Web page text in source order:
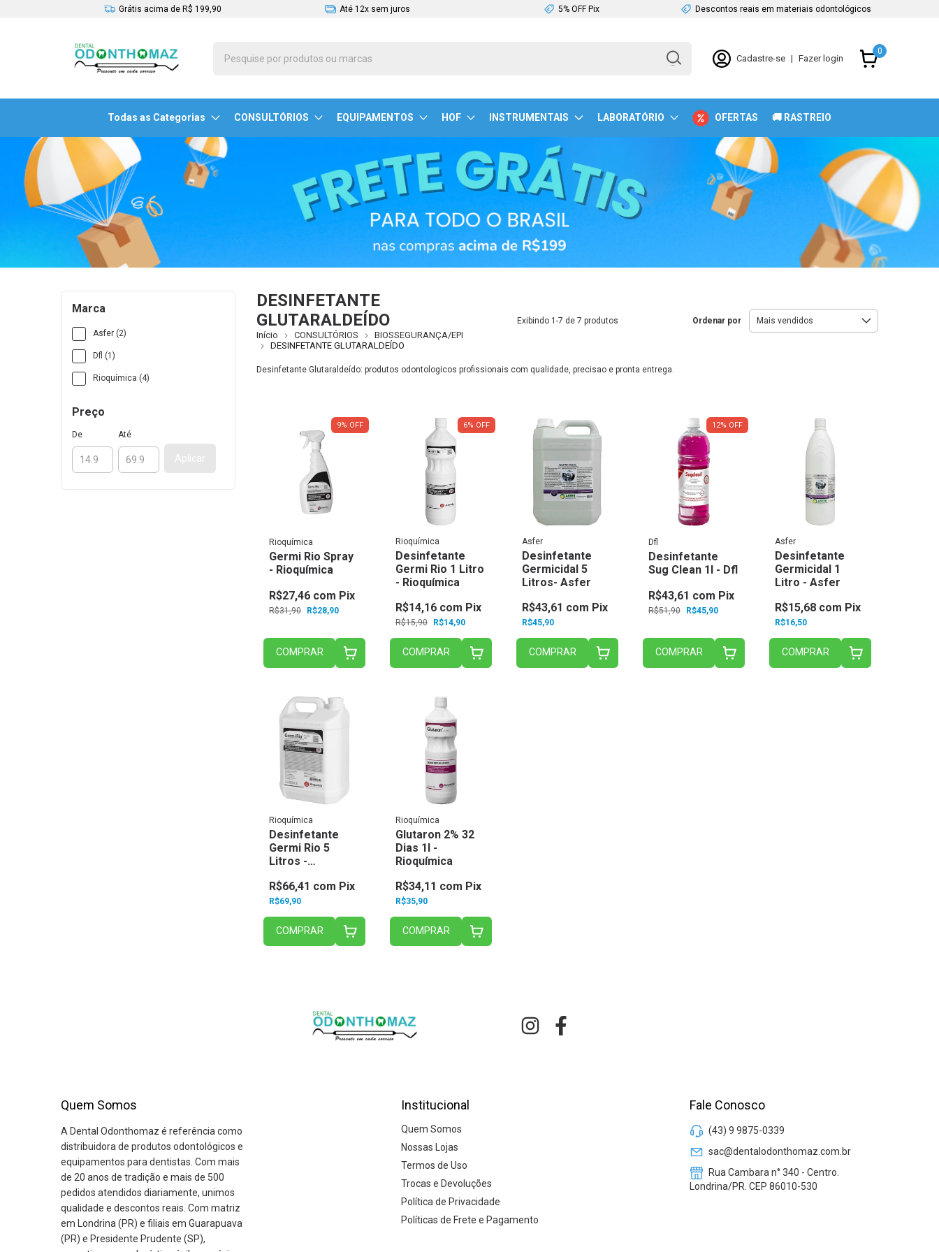
Grátis acima de R$ 199,90 Até 12x sem juros 5% OFF Pix Descontos reais em materiais odontológicos
Cadastre-se | Fazer login
0
Todas as Categorias CONSULTÓRIOS EQUIPAMENTOS HOF INSTRUMENTAIS LABORATÓRIO OFERTAS 🚚 RASTREIO
Marca
Asfer (2)
Dfl (1)
Rioquímica (4)
Preço
De Até
Aplicar
DESINFETANTE
GLUTARALDEÍDO
Início CONSULTÓRIOS
BIOSSEGURANÇA/EPI
DESINFETANTE GLUTARALDEÍDO
Exibindo 1-7 de 7 produtos Ordenar por
Desinfetante Glutaraldeído: produtos odontologicos profissionais com qualidade, precisao e pronta entrega.
9% OFF
Rioquímica
Germi Rio Spray
- Rioquímica
R$31,90 R$28,90
R$27,46 com Pix
COMPRAR
6% OFF
Rioquímica
Desinfetante
Germi Rio 1 Litro
- Rioquímica
R$15,90 R$14,90
R$14,16 com Pix
COMPRAR
Asfer
Desinfetante
Germicidal 5
Litros- Asfer
R$45,90
R$43,61 com Pix
COMPRAR
12% OFF
Dfl
Desinfetante
Sug Clean 1l - Dfl
R$51,90 R$45,90
R$43,61 com Pix
COMPRAR
Asfer
Desinfetante
Germicidal 1
Litro - Asfer
R$16,50
R$15,68 com Pix
COMPRAR
Rioquímica
Desinfetante
Germi Rio 5
Litros -
R$69,90
R$66,41 com Pix
COMPRAR
Rioquímica
Glutaron 2% 32
Dias 1l -
Rioquímica
R$35,90
R$34,11 com Pix
COMPRAR
Quem Somos
A Dental Odonthomaz é referência como
distribuidora de produtos odontológicos e
equipamentos para dentistas. Com mais
de 20 anos de tradição e mais de 500
pedidos atendidos diariamente, unimos
qualidade e descontos reais. Com matriz
em Londrina (PR) e filiais em Guarapuava
(PR) e Presidente Prudente (SP),
Institucional
Quem Somos
Nossas Lojas
Termos de Uso
Trocas e Devoluções
Política de Privacidade
Políticas de Frete e Pagamento
Fale Conosco
(43) 9 9875-0339
sac@dentalodonthomaz.com.br
Rua Cambara n° 340 - Centro.
Londrina/PR. CEP 86010-530